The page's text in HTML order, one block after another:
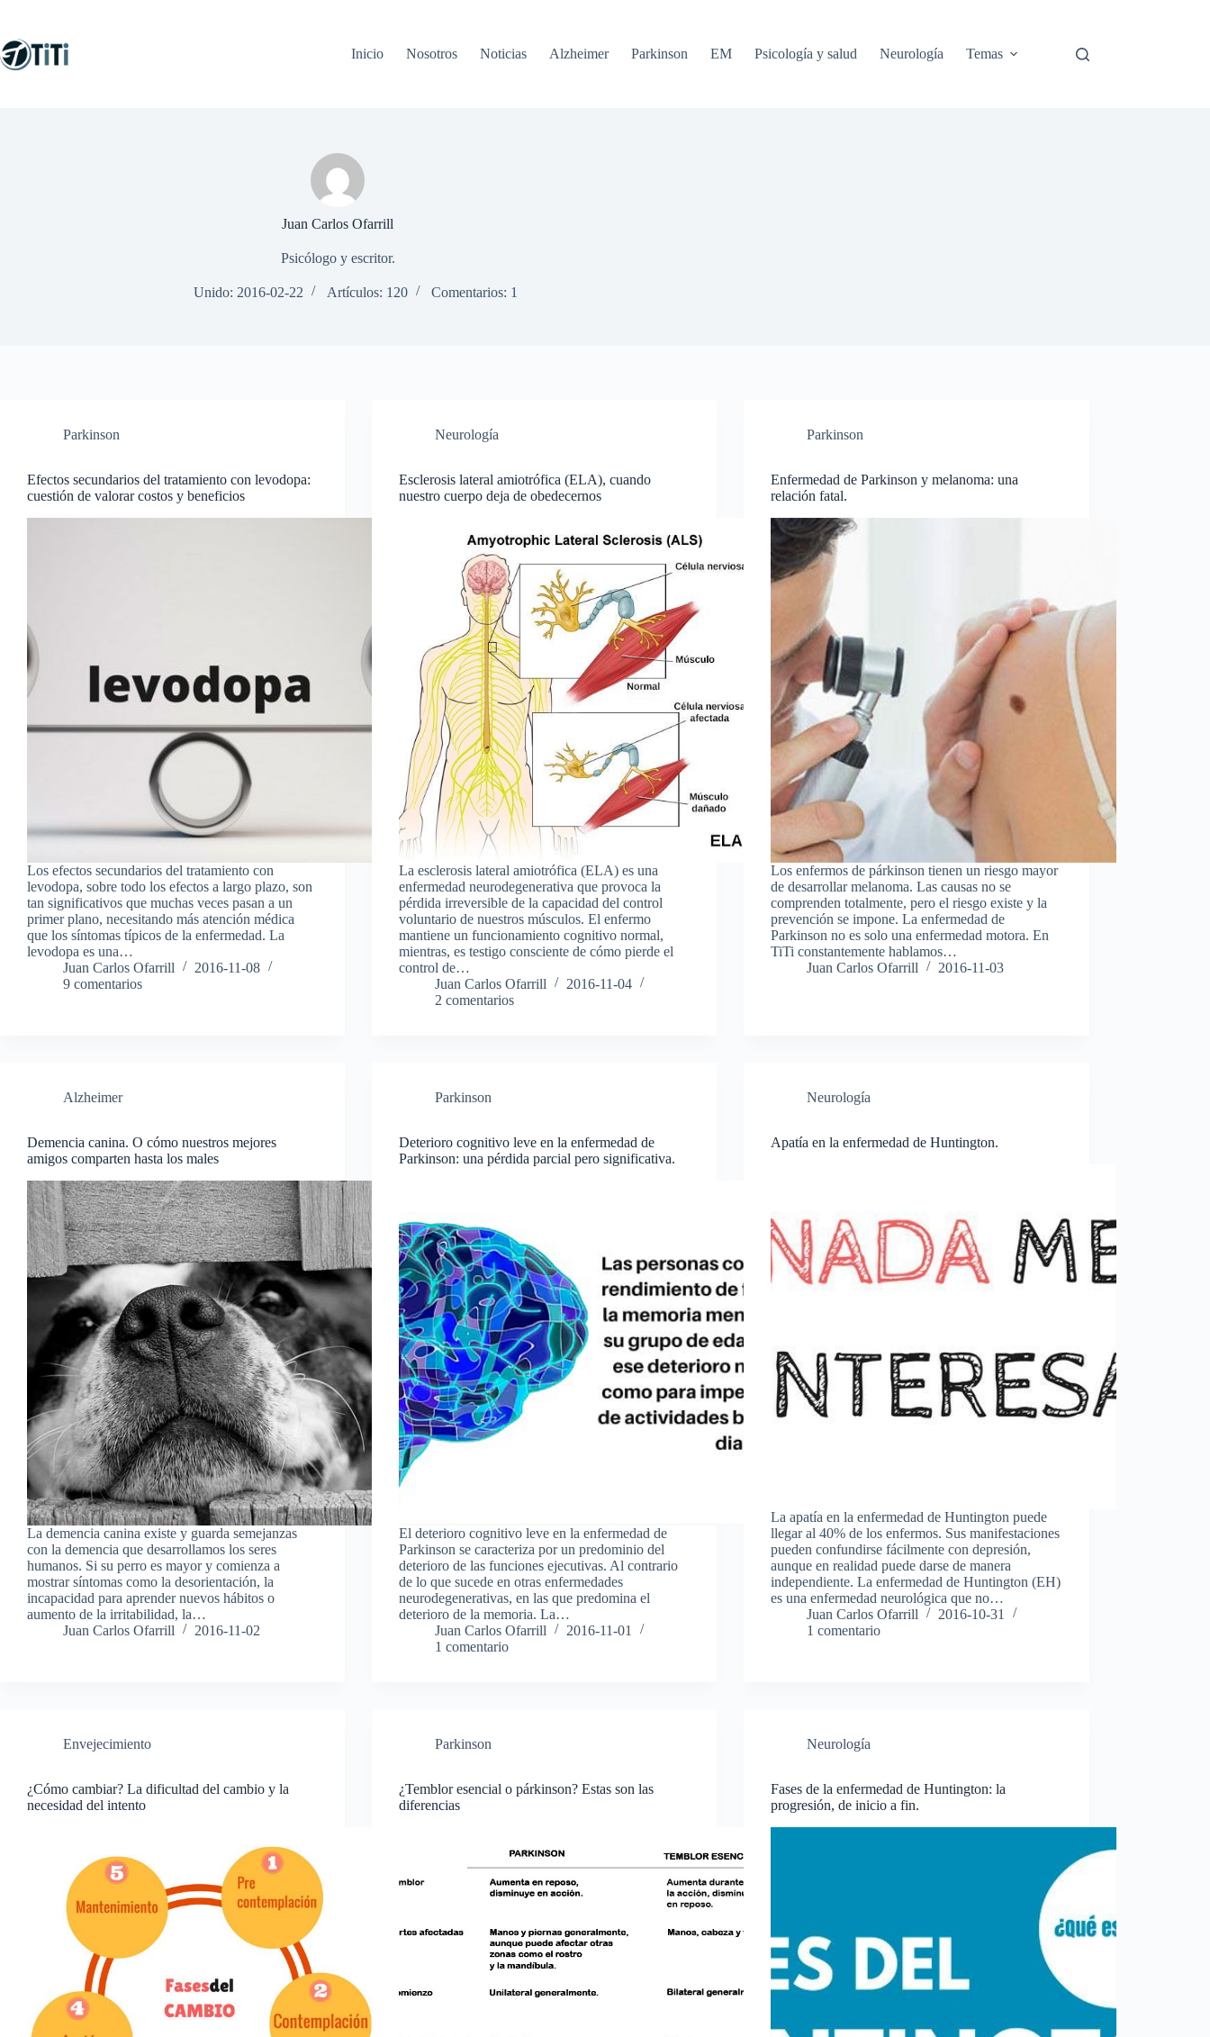
contenido
Inicio
Nosotros Noticias Alzheimer Parkinson EM Psicología y salud Neurología Temas
Juan Carlos Ofarrill
Psicólogo y escritor.
Unido: 2016-02-22 Artículos: 120 Comentarios: 1
Parkinson
Efectos secundarios del tratamiento con levodopa:
cuestión de valorar costos y beneficios
Los efectos secundarios del tratamiento con
levodopa, sobre todo los efectos a largo plazo, son
tan significativos que muchas veces pasan a un
primer plano, necesitando más atención médica
que los síntomas típicos de la enfermedad. La
levodopa es una…
Juan Carlos Ofarrill
2016-11-08
9 comentarios
Neurología
Esclerosis lateral amiotrófica (ELA), cuando
nuestro cuerpo deja de obedecernos
La esclerosis lateral amiotrófica (ELA) es una
enfermedad neurodegenerativa que provoca la
pérdida irreversible de la capacidad del control
voluntario de nuestros músculos. El enfermo
mantiene un funcionamiento cognitivo normal,
mientras, es testigo consciente de cómo pierde el
control de…
Juan Carlos Ofarrill
2016-11-04
2 comentarios
Parkinson
Enfermedad de Parkinson y melanoma: una
relación fatal.
Los enfermos de párkinson tienen un riesgo mayor
de desarrollar melanoma. Las causas no se
comprenden totalmente, pero el riesgo existe y la
prevención se impone. La enfermedad de
Parkinson no es solo una enfermedad motora. En
TiTi constantemente hablamos…
Juan Carlos Ofarrill
2016-11-03
Alzheimer
Demencia canina. O cómo nuestros mejores
amigos comparten hasta los males
La demencia canina existe y guarda semejanzas
con la demencia que desarrollamos los seres
humanos. Si su perro es mayor y comienza a
mostrar síntomas como la desorientación, la
incapacidad para aprender nuevos hábitos o
aumento de la irritabilidad, la…
Juan Carlos Ofarrill
2016-11-02
Parkinson
Deterioro cognitivo leve en la enfermedad de
Parkinson: una pérdida parcial pero significativa.
El deterioro cognitivo leve en la enfermedad de
Parkinson se caracteriza por un predominio del
deterioro de las funciones ejecutivas. Al contrario
de lo que sucede en otras enfermedades
neurodegenerativas, en las que predomina el
deterioro de la memoria. La…
Juan Carlos Ofarrill
2016-11-01
1 comentario
Neurología
Apatía en la enfermedad de Huntington.
La apatía en la enfermedad de Huntington puede
llegar al 40% de los enfermos. Sus manifestaciones
pueden confundirse fácilmente con depresión,
aunque en realidad puede darse de manera
independiente. La enfermedad de Huntington (EH)
es una enfermedad neurológica que no…
Juan Carlos Ofarrill
2016-10-31
1 comentario
Envejecimiento
¿Cómo cambiar? La dificultad del cambio y la
necesidad del intento
Parkinson
¿Temblor esencial o párkinson? Estas son las
diferencias
Neurología
Fases de la enfermedad de Huntington: la
progresión, de inicio a fin.